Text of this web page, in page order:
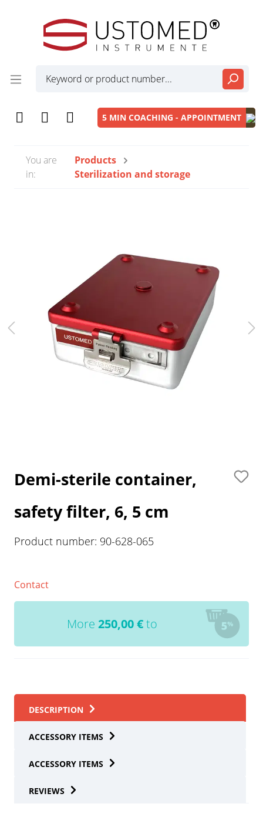
5 MIN COACHING - APPOINTMENT
You are
in:
Products
Sterilization and storage
Demi-sterile container,
safety filter, 6, 5 cm
Product number: 90-628-065
Contact
More 250,00€to
DESCRIPTION
ACCESSORY ITEMS
ACCESSORY ITEMS
REVIEWS